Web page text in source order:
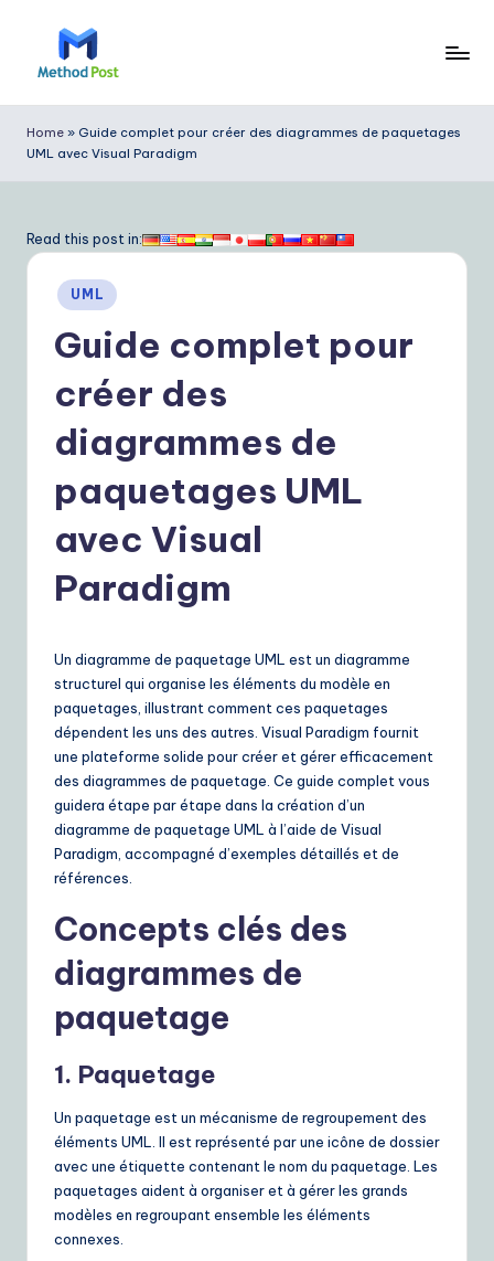
e
t
o
Y
o
D
ly
G
ui
o
A
Home » Guide complet pour créer des diagrammes de paquetages
UML avec Visual Paradigm
Read this post in:
Posted
in
UML
Guide complet pour
créer des
diagrammes de
paquetages UML
avec Visual
Paradigm
Un diagramme de paquetage UML est un diagramme
structurel qui organise les éléments du modèle en
paquetages, illustrant comment ces paquetages
dépendent les uns des autres. Visual Paradigm fournit
une plateforme solide pour créer et gérer efficacement
des diagrammes de paquetage. Ce guide complet vous
guidera étape par étape dans la création d’un
diagramme de paquetage UML à l’aide de Visual
Paradigm, accompagné d’exemples détaillés et de
références.
Concepts clés des
diagrammes de
paquetage
1. Paquetage
Un paquetage est un mécanisme de regroupement des
éléments UML. Il est représenté par une icône de dossier
avec une étiquette contenant le nom du paquetage. Les
paquetages aident à organiser et à gérer les grands
modèles en regroupant ensemble les éléments
connexes.